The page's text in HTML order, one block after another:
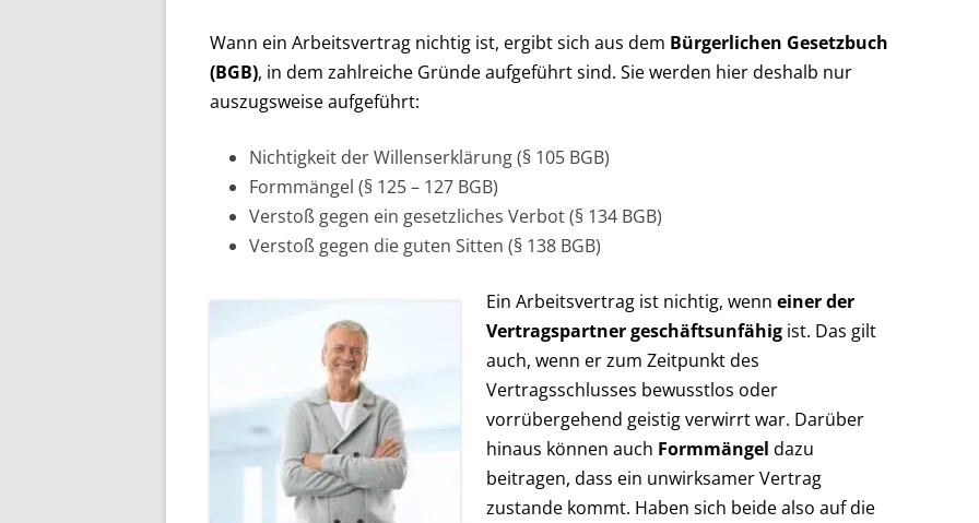
Wann ein Arbeitsvertrag nichtig ist, ergibt sich aus dem Bürgerlichen Gesetzbuch
(BGB), in dem zahlreiche Gründe aufgeführt sind. Sie werden hier deshalb nur
auszugsweise aufgeführt:
Nichtigkeit der Willenserklärung (§ 105 BGB)
Formmängel (§ 125 – 127 BGB)
Verstoß gegen ein gesetzliches Verbot (§ 134 BGB)
Verstoß gegen die guten Sitten (§ 138 BGB)
Ein Arbeitsvertrag ist nichtig, wenn einer der
Vertragspartner geschäftsunfähig ist. Das gilt
auch, wenn er zum Zeitpunkt des
Vertragsschlusses bewusstlos oder
vorrübergehend geistig verwirrt war. Darüber
hinaus können auch Formmängel dazu
beitragen, dass ein unwirksamer Vertrag
zustande kommt. Haben sich beide also auf die